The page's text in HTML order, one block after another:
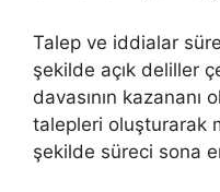
Talep ve iddialar
şekilde açık deliller
davasının kazananı
talepleri oluşturarak
şekilde süreci sona